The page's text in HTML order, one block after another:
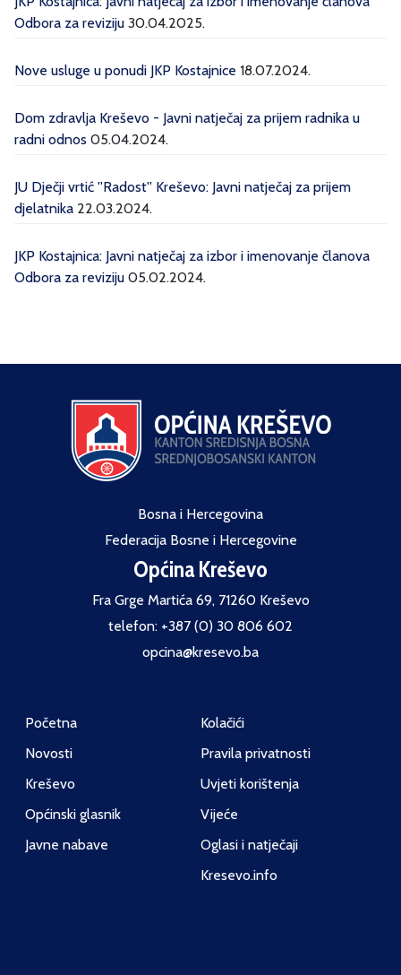
Odbora za reviziju 30.04.2025.
Nove usluge u ponudi JKP Kostajnice 18.07.2024.
Dom zdravlja Kreševo - Javni natječaj za prijem radnika u
radni odnos 05.04.2024.
JU Dječji vrtić ''Radost'' Kreševo: Javni natječaj za prijem
djelatnika 22.03.2024.
JKP Kostajnica: Javni natječaj za izbor i imenovanje članova
Odbora za reviziju 05.02.2024.
Bosna i Hercegovina
Federacija Bosne i Hercegovine
Općina Kreševo
Fra Grge Martića 69, 71260 Kreševo
telefon: +387 (0) 30 806 602
opcina@kresevo.ba
Početna
Novosti
Kreševo
Općinski glasnik
Javne nabave
Kolačići
Pravila privatnosti
Uvjeti korištenja
Vijeće
Oglasi i natječaji
Kresevo.info